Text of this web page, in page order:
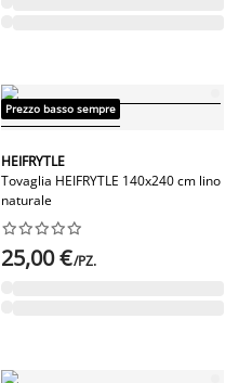
Prezzo basso sempre
HEIFRYTLE
Tovaglia HEIFRYTLE 140x240 cm lino
naturale






25,00 €/PZ.